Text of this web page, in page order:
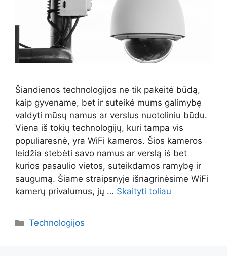
Šiandienos technologijos ne tik pakeitė būdą,
kaip gyvename, bet ir suteikė mums galimybę
valdyti mūsų namus ar verslus nuotoliniu būdu.
Viena iš tokių technologijų, kuri tampa vis
populiaresnė, yra WiFi kameros. Šios kameros
leidžia stebėti savo namus ar verslą iš bet
kurios pasaulio vietos, suteikdamos ramybę ir
saugumą. Šiame straipsnyje išnagrinėsime WiFi
kamerų privalumus, jų … Skaityti toliau
Kategorijos
Technologijos